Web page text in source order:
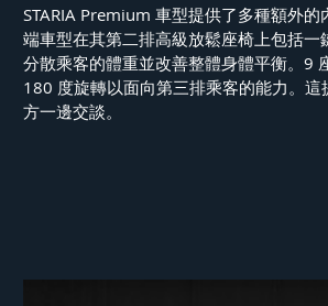
STARIA Premium 車型提供了多種額外
端車型在其第二排高級放鬆座椅上包括
分散乘客的體重並改善整體身體平衡。9
180 度旋轉以面向第三排乘客的能力。
方一邊交談。